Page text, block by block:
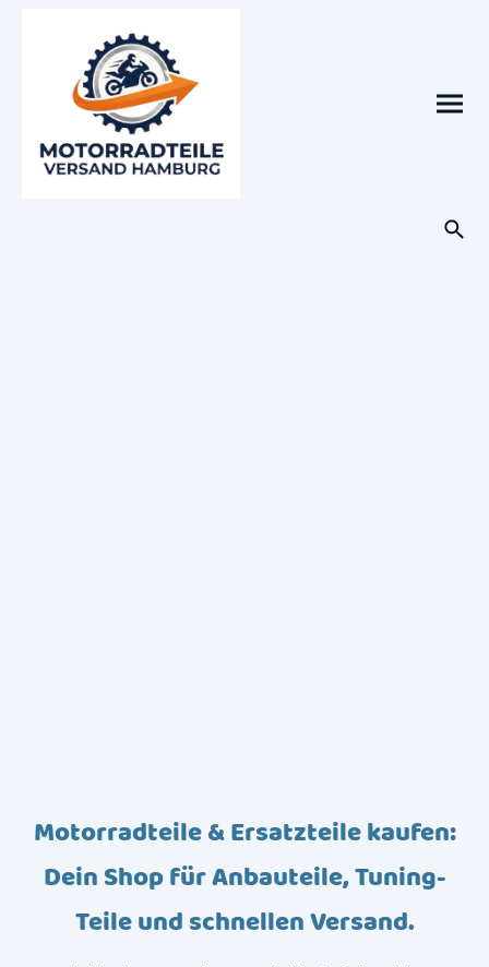
Motorradteile & Ersatzteile kaufen:
Dein Shop für Anbauteile, Tuning-
Teile und schnellen Versand.